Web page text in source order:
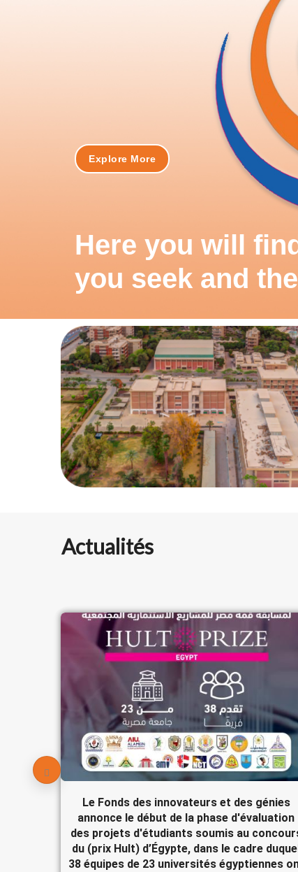
Here you will
you seek and
Explore More
Actualités
Le Fonds des innovateurs et des génies
annonce le début de la phase d'évaluation
des projets d'étudiants soumis au
du (prix Hult) d’Égypte, dans le cadre duquel
38 équipes de 23 universités égyptiennes